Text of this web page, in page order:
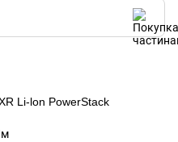
Li-lon PowerStack